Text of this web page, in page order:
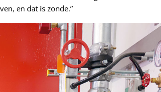
en dat is zonde.”